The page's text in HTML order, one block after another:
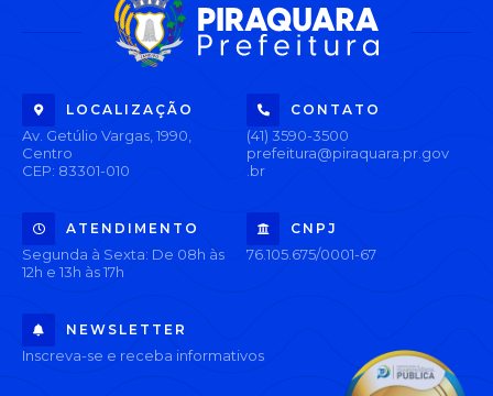
LOCALIZAÇÃO
Av. Getúlio Vargas, 1990,
Centro
CEP: 83301-010
CONTATO
(41) 3590-3500
prefeitura@piraquara.pr.gov
.br
ATENDIMENTO
Segunda à Sexta: De 08h às
12h e 13h às 17h
CNPJ
76.105.675/0001-67
NEWSLETTER
Inscreva-se e receba informativos